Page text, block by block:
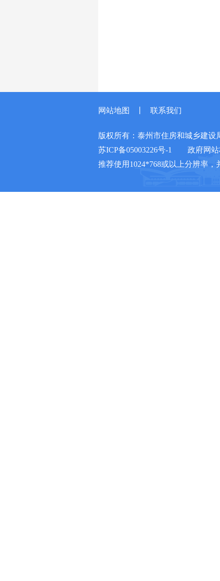
网站地图 联系我们
版权所有：泰州市住房和城乡建设
苏ICP备05003226号-1
政府网站
推荐使用1024*768或以上分辨率